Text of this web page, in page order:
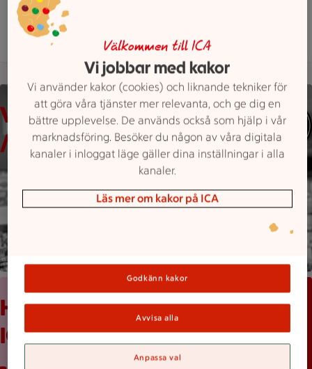
En person med glasögon och rutig skjorta står i en butik
Välkommen in!
/Tony med personal
Mobilskärm visar appen Stam­mis med en lista över
Håll koll med
ICA-appen
Välkommen till ICA
Vi jobbar med kakor
Vi använder kakor (cookies) och liknande tekniker för
att göra våra tjänster mer relevanta, och ge dig en
bättre upplevelse. De används också som hjälp i vår
marknadsföring. Besöker du någon av våra digitala
kanaler i inloggat läge gäller dina inställningar i alla
kanaler.
Läs mer om kakor på ICA
Godkänn kakor
Avvisa alla
Anpassa val